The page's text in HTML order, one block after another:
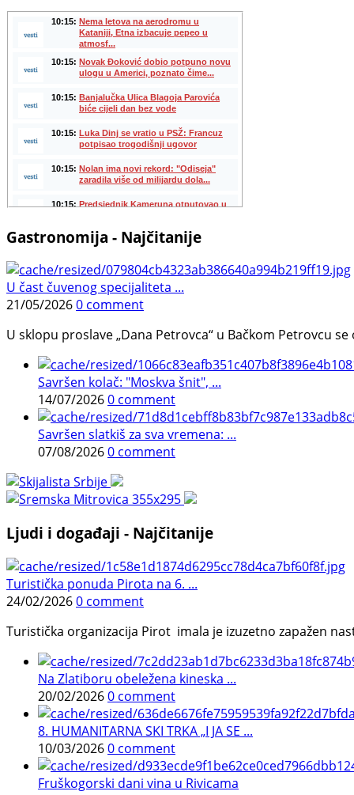
Gastronomija - Najčitanije
U čast čuvenog specijaliteta ...
21/05/20260 comment
U sklopu proslave „Dana Petrovca“ u Bačkom Petrovcu
Savršen kolač: "Moskva šnit", ...
14/07/20260 comment
Savršen slatkiš za sva vremena: ...
07/08/20260 comment
Ljudi i događaji - Najčitanije
Turistička ponuda Pirota na 6. ...
24/02/20260 comment
Turistička organizacija Pirot imala je izuzetno zapažen
Na Zlatiboru obeležena kineska ...
20/02/20260 comment
8. HUMANITARNA SKI TRKA „I JA SE ...
10/03/20260 comment
Fruškogorski dani vina u Rivicama